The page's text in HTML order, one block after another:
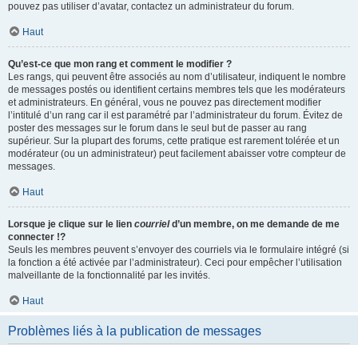
pouvez pas utiliser d’avatar, contactez un administrateur du forum.
Haut
Qu’est-ce que mon rang et comment le modifier ?
Les rangs, qui peuvent être associés au nom d’utilisateur, indiquent le nombre
de messages postés ou identifient certains membres tels que les modérateurs
et administrateurs. En général, vous ne pouvez pas directement modifier
l’intitulé d’un rang car il est paramétré par l’administrateur du forum. Évitez de
poster des messages sur le forum dans le seul but de passer au rang
supérieur. Sur la plupart des forums, cette pratique est rarement tolérée et un
modérateur (ou un administrateur) peut facilement abaisser votre compteur de
messages.
Haut
Lorsque je clique sur le lien courrield’un membre, on me demande de me
connecter !?
Seuls les membres peuvent s’envoyer des courriels via le formulaire intégré (si
la fonction a été activée par l’administrateur). Ceci pour empêcher l’utilisation
malveillante de la fonctionnalité par les invités.
Haut
Problèmes liés à la publication de messages